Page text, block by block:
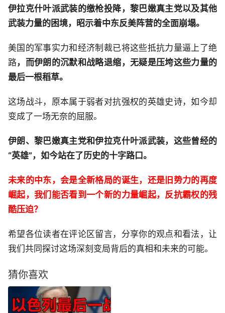
伊拉克什叶派武装的缴枪投降，黎巴嫩真主党以及其他
武装力量的困境，昭示着中东反美阵营的全面崩塌。
美国的军事实力和经济制裁已将这些抵抗力量逼上了绝
路，而伊朗的沉默和战略退缩，无疑是压垮这些力量的
最后一根稻草。
这场战斗，原本属于弱者对抗强权的英雄史诗，如今却
变成了一场无奈的屈服。
伊朗、黎巴嫩真主党和伊拉克什叶派武装，这些曾经的
“英雄”，如今站在了历史的十字路口。
未来的中东，会是全新格局的诞生，还是旧势力的再度
崛起，我们能否看到一个新的力量崛起，反抗霸权的残
酷压迫？
希望各位读者在评论区留言，分享你的观点和看法，让
我们共同探讨这场深刻变局背后的真相和未来的可能。
猜你喜欢